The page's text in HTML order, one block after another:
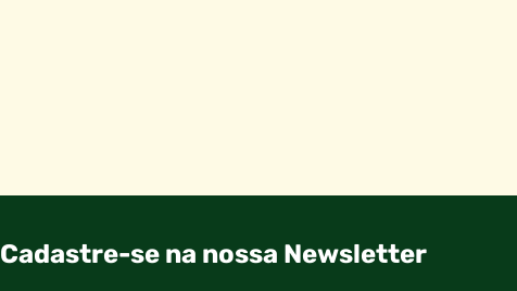
Cadastre-se na nossa Newsletter